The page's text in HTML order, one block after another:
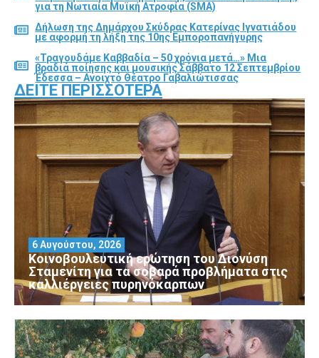
για τη Νωτιαία Μυϊκή Ατροφία (SMA)
Δήλωση της Δημάρχου Σκύδρας Κατερίνας Ιγνατιάδου
με αφορμή τη λήξη της 10ης Εμποροπανήγυρης
«Τραγουδάμε Καββαδία – 50 χρόνια μετά…» Μια
βραδιά ποίησης και μουσικής Σάββατο 12 Σεπτεμβρίου
Έδεσσα – Ανοιχτό Θέατρο Γαβαλιώτισσας
ΔΕΊΤΕ ΠΕΡΙΣΣΌΤΕΡΑ
Κοινοβουλευτική ερώτηση του Διονύση
Σταμενίτη για τα σοβαρά προβλήματα στις
καλλιέργειες πυρηνόκαρπων
6 Αυγούστου, 2026